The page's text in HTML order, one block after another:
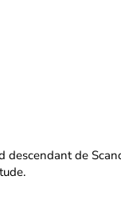
descendant de